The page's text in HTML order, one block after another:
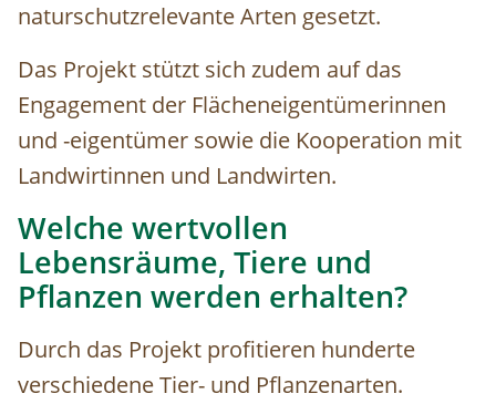
naturschutzrelevante Arten gesetzt.
Das Projekt stützt sich zudem auf das
Engagement der Flächeneigentümerinnen
und -eigentümer sowie die Kooperation mit
Landwirtinnen und Landwirten.
Welche wertvollen
Lebensräume, Tiere und
Pflanzen werden erhalten?
Durch das Projekt profitieren hunderte
verschiedene Tier- und Pflanzenarten.